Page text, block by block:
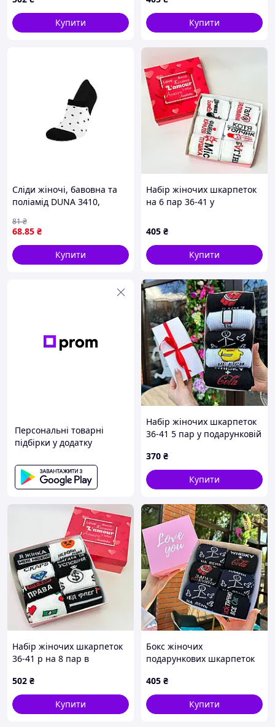
Купити
Купити
Сліди жіночі, бавовна та
поліамід DUNA 3410,
68.85 ₴
81₴
Купити
Набір жіночих шкарпеток
на 6 пар 36-41 у
405 ₴
Купити
Персональні товарні
підбірки у додатку
Набір жіночих шкарпеток
36-41 5 пар у подарунковій
370 ₴
Купити
Набір жіночих шкарпеток
36-41 р на 8 пар в
502 ₴
Купити
Бокс жіночих
подарункових шкарпеток
405 ₴
Купити